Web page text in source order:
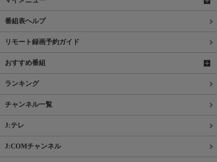
番組表ヘルプ
リモート録画予約ガイド
おすすめ番組
ランキング
チャンネル一覧
J:テレ
J:COMチャンネル